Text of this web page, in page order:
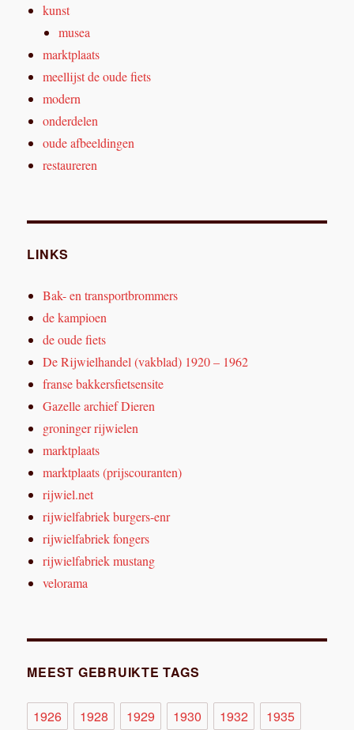
kunst
musea
marktplaats
meellijst de oude fiets
modern
onderdelen
oude afbeeldingen
restaureren
LINKS
Bak- en transportbrommers
de kampioen
de oude fiets
De Rijwielhandel (vakblad) 1920 – 1962
franse bakkersfietsensite
Gazelle archief Dieren
groninger rijwielen
marktplaats
marktplaats (prijscouranten)
rijwiel.net
rijwielfabriek burgers-enr
rijwielfabriek fongers
rijwielfabriek mustang
velorama
MEEST GEBRUIKTE TAGS
1926 1928 1929 1930 1932
1935